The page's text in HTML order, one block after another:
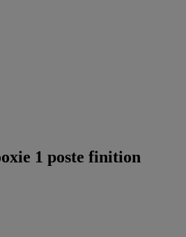
1 poste finition